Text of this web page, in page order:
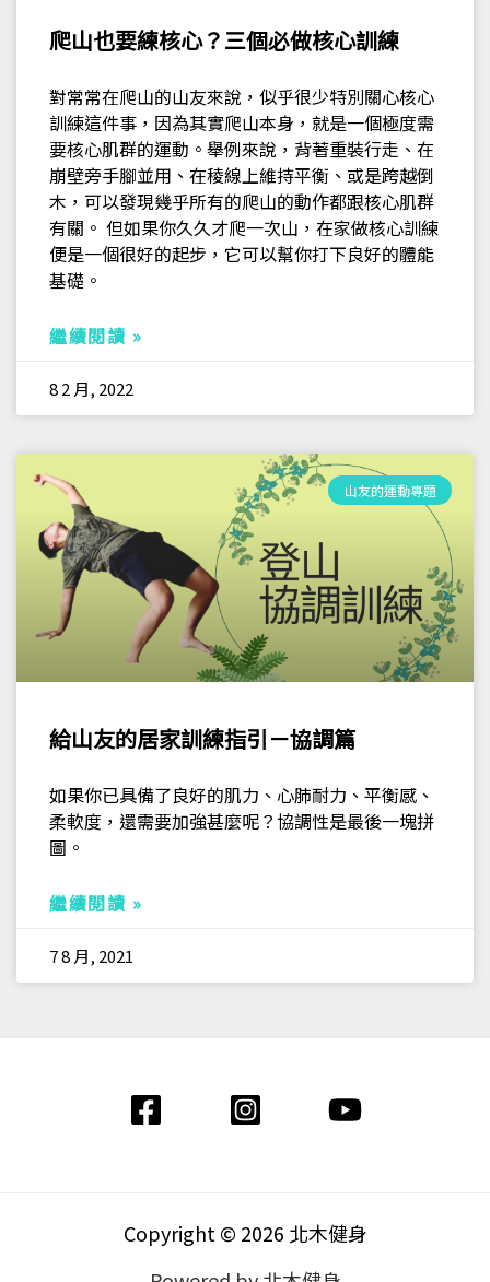
爬山也要練核心？三個必做核心訓練
對常常在爬山的山友來說，似乎很少特別關心核心
訓練這件事，因為其實爬山本身，就是一個極度需
要核心肌群的運動。舉例來說，背著重裝行走、在
崩壁旁手腳並用、在稜線上維持平衡、或是跨越倒
木，可以發現幾乎所有的爬山的動作都跟核心肌群
有關。 但如果你久久才爬一次山，在家做核心訓練
便是一個很好的起步，它可以幫你打下良好的體能
基礎。
繼續閱讀 »
8 2 月, 2022
山友的運動專題
給山友的居家訓練指引－協調篇
如果你已具備了良好的肌力、心肺耐力、平衡感、
柔軟度，還需要加強甚麼呢？協調性是最後一塊拼
圖。
繼續閱讀 »
7 8 月, 2021
Copyright © 2026 北木健身